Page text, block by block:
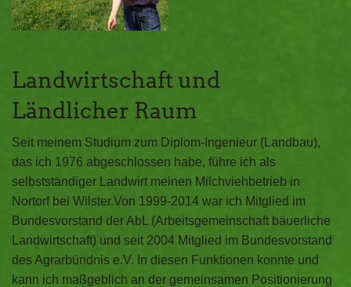
Landwirtschaft und
Ländlicher Raum
Seit meinem Studium zum Diplom-Ingenieur (Landbau),
das ich 1976 abgeschlossen habe, führe ich als
selbstständiger Landwirt meinen Milchviehbetrieb in
Nortorf bei Wilster.Von 1999-2014 war ich Mitglied im
Bundesvorstand der AbL (Arbeitsgemeinschaft bäuerliche
Landwirtschaft) und seit 2004 Mitglied im Bundesvorstand
des Agrarbündnis e.V. In diesen Funktionen konnte und
kann ich maßgeblich an der gemeinsamen Positionierung